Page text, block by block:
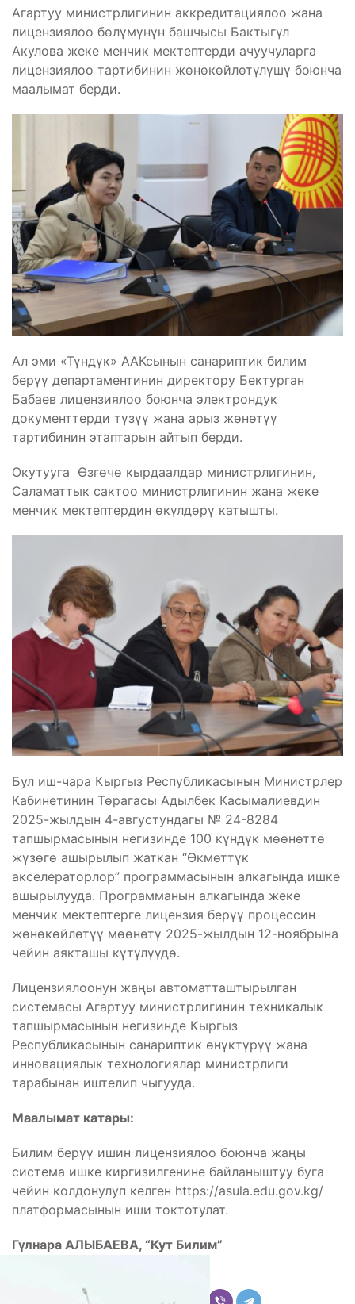
Агартуу министрлигинин аккредитациялоо жана
лицензиялоо бөлүмүнүн башчысы Бактыгүл
Акулова жеке менчик мектептерди ачуучуларга
лицензиялоо тартибинин жөнөкөйлөтүлүшү боюнча
маалымат берди.
Ал эми «Түндүк» ААКсынын санариптик билим
берүү департаментинин директору Бектурган
Бабаев лицензиялоо боюнча электрондук
документтерди түзүү жана арыз жөнөтүү
тартибинин этаптарын айтып берди.
Окутууга Өзгөчө кырдаалдар министрлигинин,
Саламаттык сактоо министрлигинин жана жеке
менчик мектептердин өкүлдөрү катышты.
Бул иш-чара Кыргыз Республикасынын Министрлер
Кабинетинин Төрагасы Адылбек Касымалиевдин
2025-жылдын 4-августундагы № 24-8284
тапшырмасынын негизинде 100 күндүк мөөнөттө
жүзөгө ашырылып жаткан “Өкмөттүк
акселераторлор” программасынын алкагында ишке
ашырылууда. Программанын алкагында жеке
менчик мектептерге лицензия берүү процессин
жөнөкөйлөтүү мөөнөтү 2025-жылдын 12-ноябрына
чейин аякташы күтүлүүдө.
Лицензиялоонун жаңы автоматташтырылган
системасы Агартуу министрлигинин техникалык
тапшырмасынын негизинде Кыргыз
Республикасынын санариптик өнүктүрүү жана
инновациялык технологиялар министрлиги
тарабынан иштелип чыгууда.
Маалымат катары:
Билим берүү ишин лицензиялоо боюнча жаңы
система ишке киргизилгенине байланыштуу буга
чейин колдонулуп келген https://asula.edu.gov.kg/
платформасынын иши токтотулат.
Гүлнара АЛЫБАЕВА, “Кут Билим”